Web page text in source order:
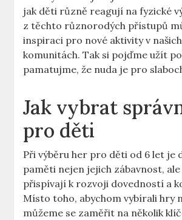
jak děti různě reagují na fyzické
z těchto různorodých přístupů
inspiraci pro nové aktivity v
komunitách. Tak si pojďme užít
pamatujme, že nuda je pro
Jak vybrat
pro děti
Při výběru her pro děti od 6 let je
paměti nejen jejich zábavnost,
přispívají k rozvoji dovedností a
Místo toho, abychom vybírali hry
můžeme se zaměřit na několik